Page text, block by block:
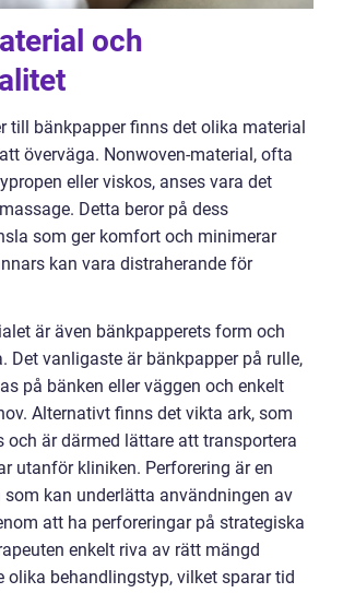
och
till bänkpapper finns det olika material
överväga. Nonwoven-material, ofta
eller viskos, anses vara det
Detta beror på dess
som ger komfort och minimerar
kan vara distraherande för
är även bänkpapperets form och
Det vanligaste är bänkpapper på rulle,
på bänken eller väggen och enkelt
Alternativt finns det vikta ark, som
och är därmed lättare att transportera
utanför kliniken. Perforering är en
kan underlätta användningen av
att ha perforeringar på strategiska
enkelt riva av rätt mängd
olika behandlingstyp, vilket sparar tid